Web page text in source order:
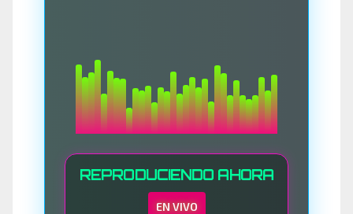
REPRODUCIENDO AHORA
EN VIVO